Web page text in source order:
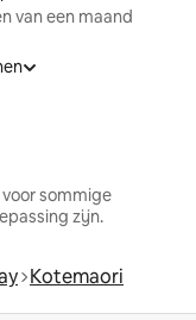
van een maand
sommige
zijn.
Kotemaori